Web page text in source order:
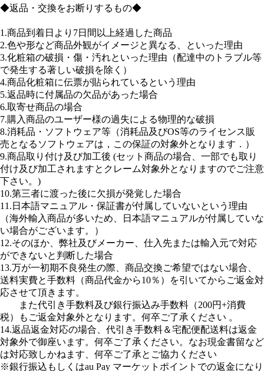
ご連絡なしで当店へ商品を送られた場合には返品・返金対応い
たしませんので、予めご了承ください。
事務手数料 1,320円
キャンセル料：ご購入金額の10％
クレジット、コンビニ利用手数料（一律商品代金の4％）
往復配送料(各運送会社の実際請求額)
銀行振込手数料
クレジットカードや、銀行振込などは、上記のキャンセル手数
料を差し引いてのご返金となります。
※商品を大量に注文されたいお客様へ. 当店では大量発注やカ
スタムオーダーも承っております。個別要望発注、大量発注な
どの場合でも、個別にてご対応させていただけます。
大量注文の場合すぐに出荷できない場合、納期など必ずメール
か電話でご連絡させて頂きます。
しかしながら、大変申し訳ございませんが、大量注文の場合、
一旦注文が確定されるとキャンセル対応はご遠慮致します。理
不尽な返品とキャンセルに付きまして、当社に当たる損害額を
お客様に請求させて頂くことが御座います、何卒ご理解とご了
承いただくようお願い申し上げます。
※商品発送時の宛名ラベルについて
メーカーイベント開催の時期には、一部商品において仕入れ段
階で、メーカーサンプル品、またパンフレット等が同梱されて
いる場合がございます。
そのため、伝票に「サンプル品在中」と記載されている場合が
ございますが、全てのお客様の商品にサンプル品等が同梱され
ているわけではございませんので予めご了承ください。
弊社で輸入してる商品はすべて新品、かつ未開封品となり、メ
ーカーから仕入れている商品をそのまま梱包してお客様にお届
けさせて頂いています。